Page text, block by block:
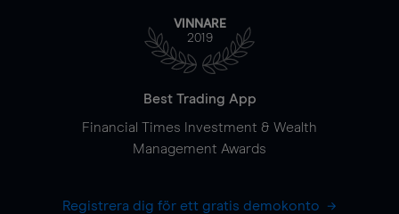
VINNARE
2019
Best Trading App
Financial Times Investment & Wealth
Management Awards
Registrera dig för ett gratis demokonto